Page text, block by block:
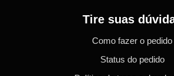
Tire suas
Como fazer o pedido
Status do pedido